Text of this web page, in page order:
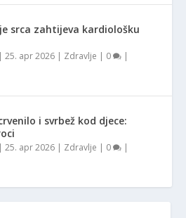
srca zahtijeva kardiološku
|25. apr 2026 | Zdravlje | 0 |
i svrbež kod djece:
|25. apr 2026 | Zdravlje | 0 |